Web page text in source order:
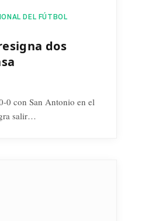
DEL FÚTBOL
dos
0 con San Antonio en el
salir…